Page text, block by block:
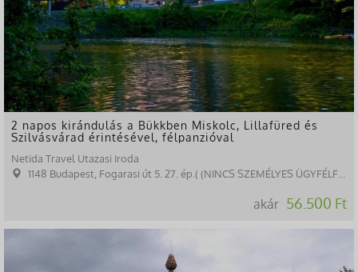
2 napos kirándulás a Bükkben Miskolc, Lillafüred és
Szilvásvárad érintésével, félpanzióval
Netida Travel Utazasi Iroda
1148 Budapest, Fogarasi út 5. 27. ép.( (NINCS SZEMÉLYES ÜGYFÉLFOGADÁS)
akár 56.500 Ft